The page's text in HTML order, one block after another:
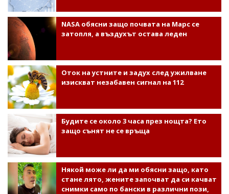
NASA обясни защо почвата на Марс се
затопля, а въздухът остава леден
Оток на устните и задух след ужилване
изискват незабавен сигнал на 112
Будите се около 3 часа през нощта? Ето
защо сънят не се връща
Някой може ли да ми обясни защо, като
стане лято, жените започват да си качват
снимки само по бански в различни пози,